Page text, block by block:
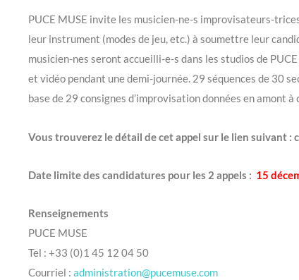
PUCE MUSE invite les musicien-ne-s improvisateurs-
leur instrument (modes de jeu, etc.) à soumettre leur
musicien-nes seront accueilli-e-s dans les studios de
et vidéo pendant une demi-journée. 29 séquences de 30
base de 29 consignes d’improvisation données en amont
Vous trouverez le détail de cet appel sur le lien suivant :
Date limite des candidatures pour les 2 appels : 15
Renseignements
PUCE MUSE
Tel : +33 (0)1 45 12 04 50
Courriel : administration@pucemuse.com